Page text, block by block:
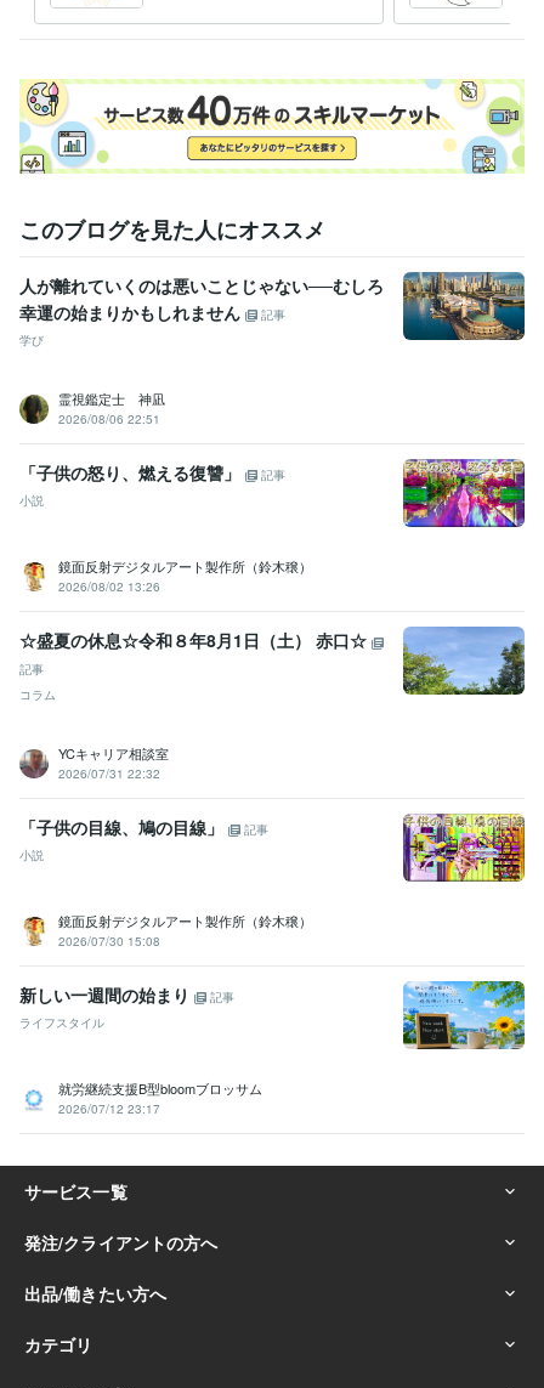
このブログを見た人にオススメ
人が離れていくのは悪いことじゃない──むしろ
幸運の始まりかもしれません
記事
学び
霊視鑑定士 神凪
2026/08/06 22:51
「子供の怒り、燃える復讐」
記事
小説
鏡面反射デジタルアート製作所（鈴木穣）
2026/08/02 13:26
☆盛夏の休息☆令和８年8月1日（土） 赤口☆
記事
コラム
YCキャリア相談室
2026/07/31 22:32
「子供の目線、鳩の目線」
記事
小説
鏡面反射デジタルアート製作所（鈴木穣）
2026/07/30 15:08
新しい一週間の始まり
記事
ライフスタイル
就労継続支援B型bloomブロッサム
2026/07/12 23:17